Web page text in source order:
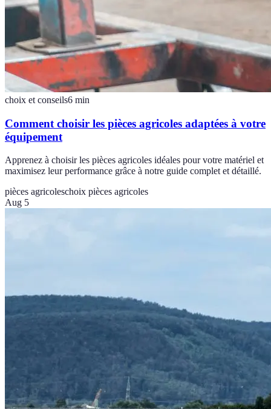
choix et conseils6 min
Comment choisir les pièces agricoles adaptées à votre
équipement
Apprenez à choisir les pièces agricoles idéales pour votre matériel et
maximisez leur performance grâce à notre guide complet et détaillé.
pièces agricoleschoix pièces agricoles
Aug 5